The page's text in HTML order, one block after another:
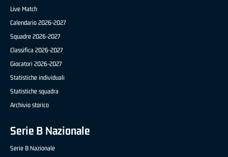
Live Match
Calendario 2026-2027
Squadre 2026-2027
Classifica 2026-2027
Giocatori 2026-2027
Statistiche individuali
Statistiche squadra
Archivio storico
Serie B Nazionale
Serie B Nazionale